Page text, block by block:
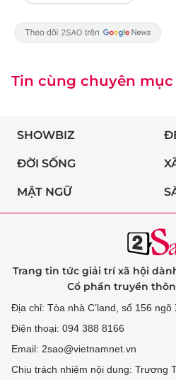
Tin cùng chuyên mục
SHOWBIZ
ĐỜI SỐNG
MẬT NGỮ
Trang tin tức giải trí xã hội
Cổ phần truyền
Địa chỉ: Tòa nhà C’land, số 156
Điện thoại: 094 388 8166
Email: 2sao@vietnamnet.vn
Chịu trách nhiệm nội dung: Trương